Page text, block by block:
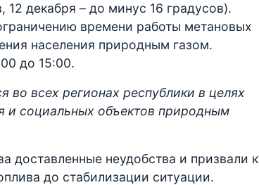
12 декабря – до минус 16 градусов).
времени работы метановых
населения природным газом.
до 15:00.
во всех регионах республики в целях
и социальных объектов природным
доставленные неудобства и призвали к
до стабилизации ситуации.